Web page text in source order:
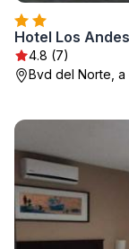
Hotel Los
4.8 (7)
Bvd del Norte,